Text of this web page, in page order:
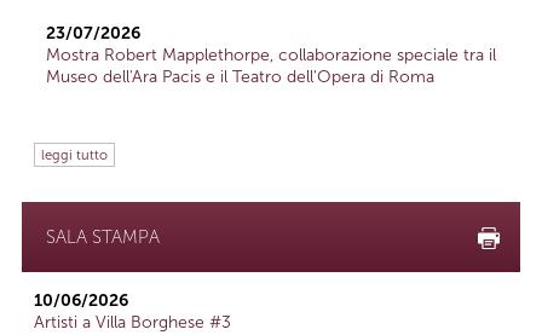
23/07/2026
Mostra Robert Mapplethorpe, collaborazione speciale tra il
Museo dell'Ara Pacis e il Teatro dell'Opera di Roma
leggi tutto
SALA STAMPA
10/06/2026
Artisti a Villa Borghese #3